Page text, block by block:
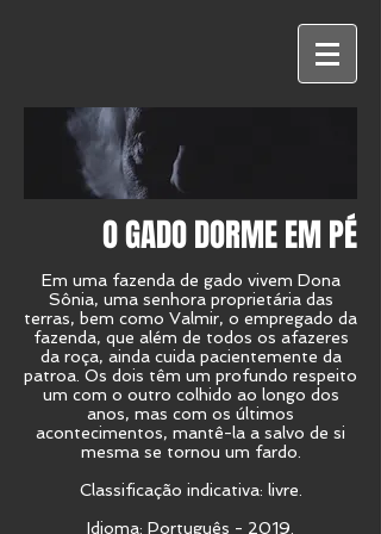
O GADO DORME EM PÉ
Em uma fazenda de gado vivem Dona
Sônia, uma senhora proprietária das
terras, bem como Valmir, o empregado da
fazenda, que além de todos os afazeres
da roça, ainda cuida pacientemente da
patroa. Os dois têm um profundo respeito
um com o outro colhido ao longo dos
anos, mas com os últimos
acontecimentos, mantê-la a salvo de si
mesma se tornou um fardo.
Classificação indicativa: livre.
Idioma: Português - 2019.